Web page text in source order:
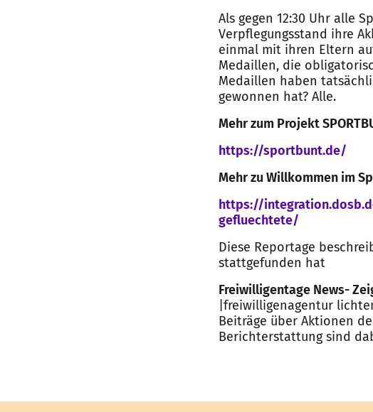
Als gegen 12:30 Uhr alle
Verpflegungsstand ihre
einmal mit ihren Eltern
Medaillen, die
Medaillen haben
gewonnen hat? Alle.
Mehr zum Projekt
https://sportbunt.de/
Mehr zu Willkommen im
https://
gefluechtete/
Diese Reportage
stattgefunden hat
Freiwilligentage News-
|freiwilligenagentur
Beiträge über Aktionen
Berichterstattung sind